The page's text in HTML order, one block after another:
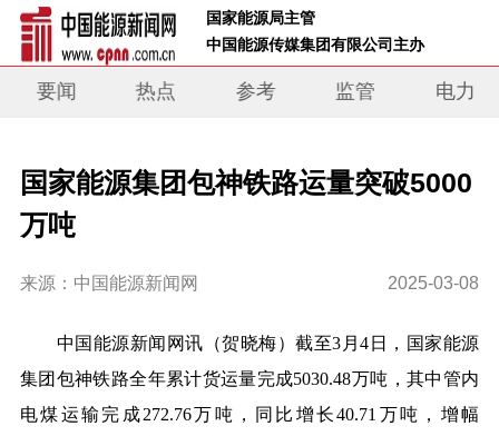
国家能源局主管
中国能源传媒集团有限公司主办
要闻 热点 参考 监管 电力
国家能源集团包神铁路运量突破5000
万吨
来源：中国能源新闻网 2025-03-08
中 国能源新闻网讯（贺晓梅）截至3月4日，国家能源
集团包神铁路全年累计货运量完成5030.48万吨，其中管内
电煤运输完成272.76万吨，同比增长40.71万吨，增幅